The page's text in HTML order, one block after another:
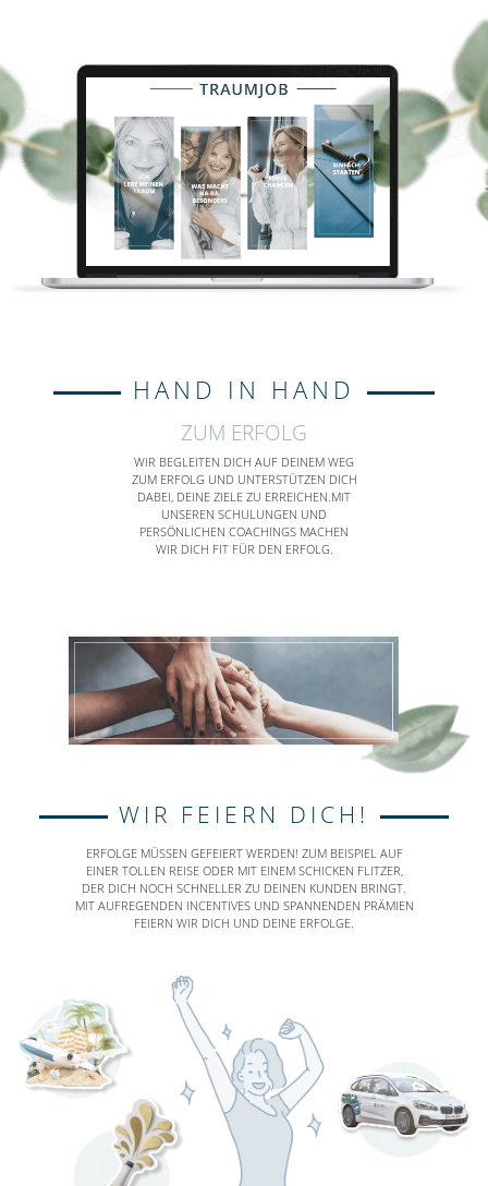
HAND IN HAND
ZUM ERFOLG
WIR BEGLEITEN DICH AUF DEINEM WEG
ZUM ERFOLG UND UNTERSTÜTZEN DICH
DABEI, DEINE ZIELE ZU ERREICHEN.MIT
UNSEREN SCHULUNGEN UND
PERSÖNLICHEN COACHINGS MACHEN
WIR DICH FIT FÜR DEN ERFOLG.
WIR FEIERN DICH!
ERFOLGE MÜSSEN GEFEIERT WERDEN! ZUM BEISPIEL AUF
EINER TOLLEN REISE ODER MIT EINEM SCHICKEN FLITZER,
DER DICH NOCH SCHNELLER ZU DEINEN KUNDEN BRINGT.
MIT AUFREGENDEN INCENTIVES UND SPANNENDEN PRÄMIEN
FEIERN WIR DICH UND DEINE ERFOLGE.